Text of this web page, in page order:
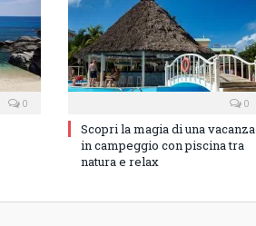
0 0
Scopri la magia di una vacanza
in campeggio con piscina tra
natura e relax